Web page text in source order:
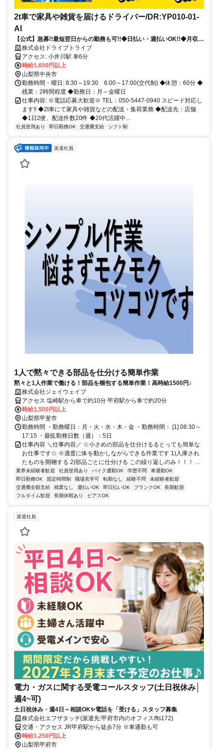
2t車で家具や雑貨を届けるドライバー/DR:YP010-01-
AI
【公式】急募!!最短翌日からの勤務も可!!◆日払い・週払いOK!!◆月収
38万円以上◆寮完備◆土日祝休み◆正社員登用制度あり◆履歴書不要
株式会社ドライブトライブ
アクセス: 小井川駅 車6分
時給1,650円以上
山梨県中央市
勤務時間・曜日: 8:30～19:30 6:00～17:00(交代制) ◆休憩：60分 ◆
残業：2時間程度 ◆勤務日：月～金曜日
仕事内容: ※電話応募大歓迎※ TEL：050-5447-0940 スピード対応し
ます!! ◆2t車にて家具や雑貨などの配送・集荷業務 ◆配送先：店舗
◆1日2便、配送件数20件 ◆20代活躍中...
社員登用あり 即日勤務OK 交通費支給 シフト制
派遣社員
1人で黙々できる部品を仕分ける簡単作業
黙々と1人作業で働ける！部品を梱包する簡単作業！高時給1500円♪
株式会社ジェイウェイブ
アクセス 塩崎駅から車で約10分 甲府駅から車で約20分
時給1,500円以上
山梨県甲斐市
勤務時間 ・勤務曜日：月・火・水・木・金 ・勤務時間： [1] 08:30～
17:15 ・最低勤務日数（週）：5日
仕事内容 ＼仕事内容／ ☆小さめの部品を仕分けるるとっても簡単な
お仕事です☆ ※適度に体を動かしながらできる作業です 1)入庫され
たものを開梱する 2)部品ごとに仕分ける この繰り返しのみ！！！ ...
業界未経験者歓迎 社員登用あり バイク通勤OK 学歴不問
車通勤OK
即日勤務OK
固定時間制 職場見学可 転勤なし 経験不問
未経験者歓迎
交通費全額支給
残業なし 週払いOK 即日払いOK ブランクOK
長期歓迎
フルタイム歓迎
長期休暇あり ピアスOK
派遣社員
電力・ガスに関する受電コールスタッフ(土日祝休み│
週4~可)
土日祝休み・週4日～相談OK✨電話を「受ける」スタッフ募集
株式会社エフザタッチ(派遣先:甲府市内のオフィス/fts172)
交通・アクセス JR甲府駅から徒歩7分 ※車通勤も可
時給1,250円以上
山梨県甲府市